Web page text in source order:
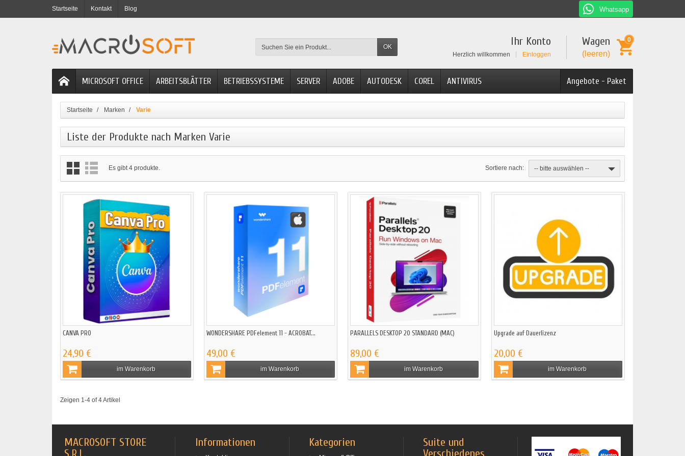
Startseite Kontakt Blog Whatsapp
OK Wagen
(leeren)
0
Ihr Konto
Herzlich willkommen Einloggen
Angebote - Paket
MICROSOFT OFFICE ARBEITSBLÄTTER BETRIEBSSYSTEME SERVER ADOBE AUTODESK COREL ANTIVIRUS
Startseite Marken Varie
Liste der Produkte nach Marken Varie
Es gibt 4 produkte. Sortiere nach: -- bitte auswählen --
CANVA PRO
24,90 €
im Warenkorb
WONDERSHARE PDFelement 11 - ACROBAT...
49,00 €
im Warenkorb
PARALLELS DESKTOP 20 STANDARD (MAC)
89,00 €
im Warenkorb
Upgrade auf Dauerlizenz
20,00 €
im Warenkorb
Zeigen 1-4 of 4 Artikel
MACROSOFT STORE
Informationen Kategorien
Suite und